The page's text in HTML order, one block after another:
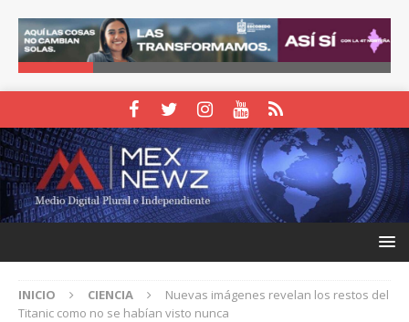
INICIO CIENCIA
Nuevas imágenes revelan los restos del
Titanic como no se habían visto nunca